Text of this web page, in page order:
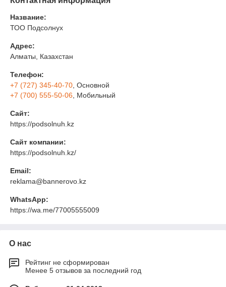
Название:
ТОО Подсолнух
Адрес:
Алматы, Казахстан
Телефон:
+7 (727) 345-40-70 , Основной
+7 (700) 555-50-06 , Мобильный
Сайт:
https://podsolnuh.kz
Сайт компании:
https://podsolnuh.kz/
Email:
reklama@bannerovo.kz
WhatsApp:
https://wa.me/77005555009
О нас
Рейтинг не сформирован
Менее 5 отзывов за последний год